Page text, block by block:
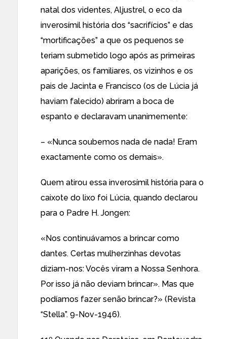
natal dos videntes, Aljustrel, o eco da
inverosímil história dos “sacrifícios” e das
“mortificações” a que os pequenos se
teriam submetido logo após as primeiras
aparições, os familiares, os vizinhos e os
pais de Jacinta e Francisco (os de Lúcia já
haviam falecido) abriram a boca de
espanto e declaravam unanimemente:
– «Nunca soubemos nada de nada! Eram
exactamente como os demais».
Quem atirou essa inverosímil história para o
caixote do lixo foi Lúcia, quando declarou
para o Padre H. Jongen:
«Nos continuávamos a brincar como
dantes. Certas mulherzinhas devotas
diziam-nos: Vocês viram a Nossa Senhora.
Por isso já não deviam brincar». Mas que
podíamos fazer senão brincar?» (Revista
“Stella”. 9-Nov-1946).